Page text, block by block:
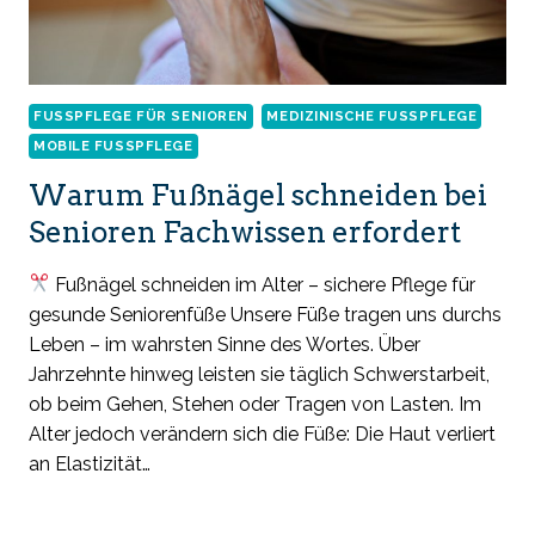
FUSSPFLEGE FÜR SENIOREN
MEDIZINISCHE FUSSPFLEGE
MOBILE FUSSPFLEGE
Warum Fußnägel schneiden bei
Senioren Fachwissen erfordert
Fußnägel schneiden im Alter – sichere Pflege für
gesunde Seniorenfüße Unsere Füße tragen uns durchs
Leben – im wahrsten Sinne des Wortes. Über
Jahrzehnte hinweg leisten sie täglich Schwerstarbeit,
ob beim Gehen, Stehen oder Tragen von Lasten. Im
Alter jedoch verändern sich die Füße: Die Haut verliert
an Elastizität…